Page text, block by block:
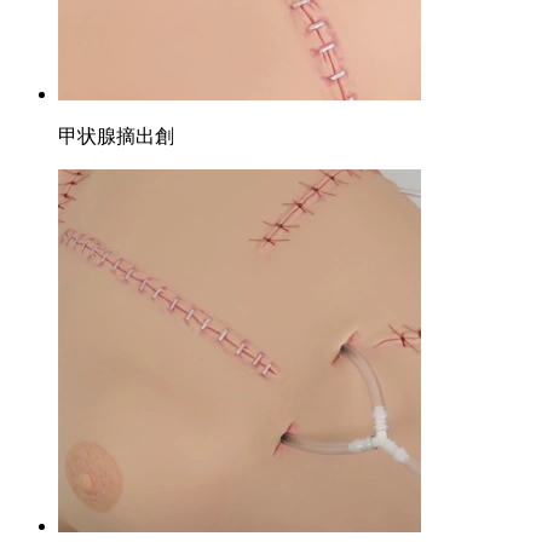
甲状腺摘出創